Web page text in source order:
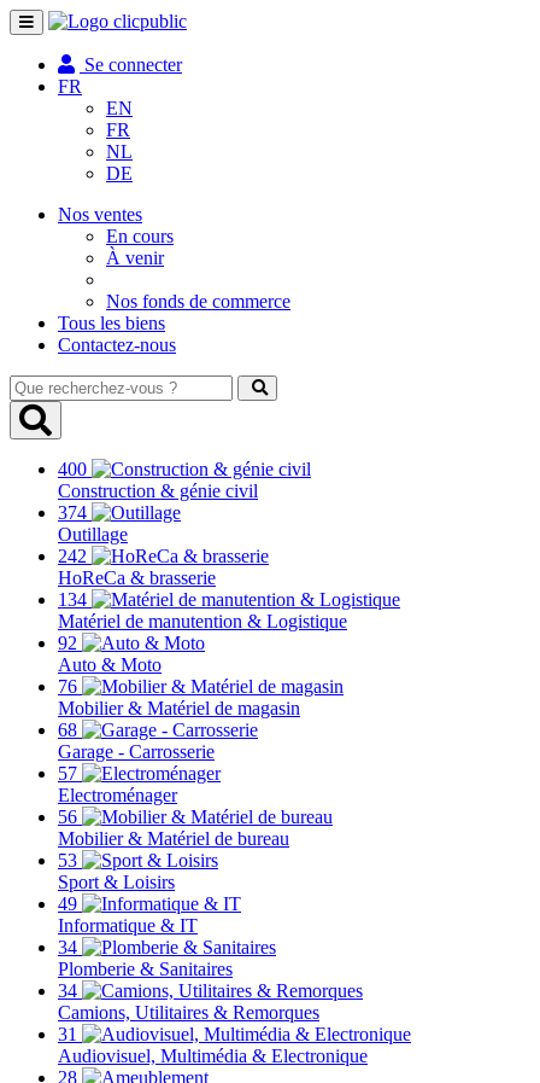
Toggle
navigation
Se connecter
FR
EN
FR
NL
DE
Nos ventes
En cours
À venir
Nos fonds de commerce
Tous les biens
Contactez-nous
Que
recherchez-
vous
400
Construction & génie civil
374
Outillage
242
HoReCa & brasserie
134
Matériel de manutention & Logistique
92
Auto & Moto
76
Mobilier & Matériel de magasin
68
Garage - Carrosserie
57
Electroménager
56
Mobilier & Matériel de bureau
53
Sport & Loisirs
49
Informatique & IT
34
Plomberie & Sanitaires
34
Camions, Utilitaires & Remorques
31
Audiovisuel, Multimédia & Electronique
28